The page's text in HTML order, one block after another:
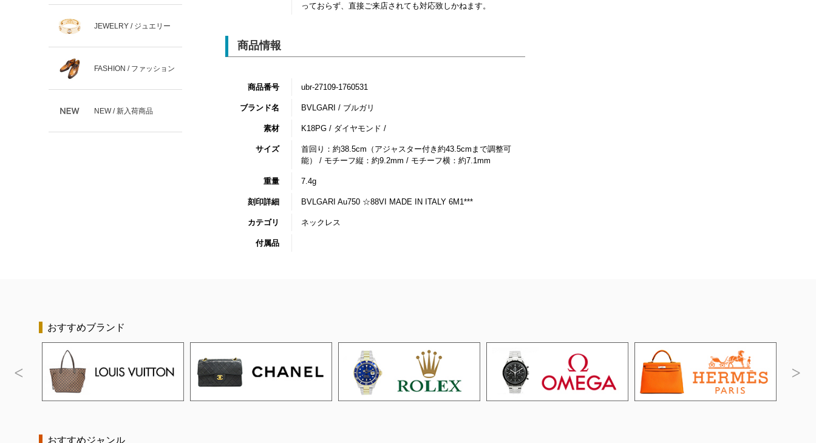
JEWELRY / ジュエリー
FASHION / ファッション
NEW / 新入荷商品
っておらず、直接ご来店されても対応致しかねます。
商品情報
商品番号 ubr-27109-1760531
ブランド名 BVLGARI / ブルガリ
素材 K18PG / ダイヤモンド /
サイズ
首回り：約38.5cm（アジャスター付き約43.5cmまで調整可
能） / モチーフ縦：約9.2mm / モチーフ横：約7.1mm
重量 7.4g
刻印詳細 BVLGARI Au750 ☆88VI MADE IN ITALY 6M1***
カテゴリ ネックレス
付属品
おすすめブランド
おすすめジャンル